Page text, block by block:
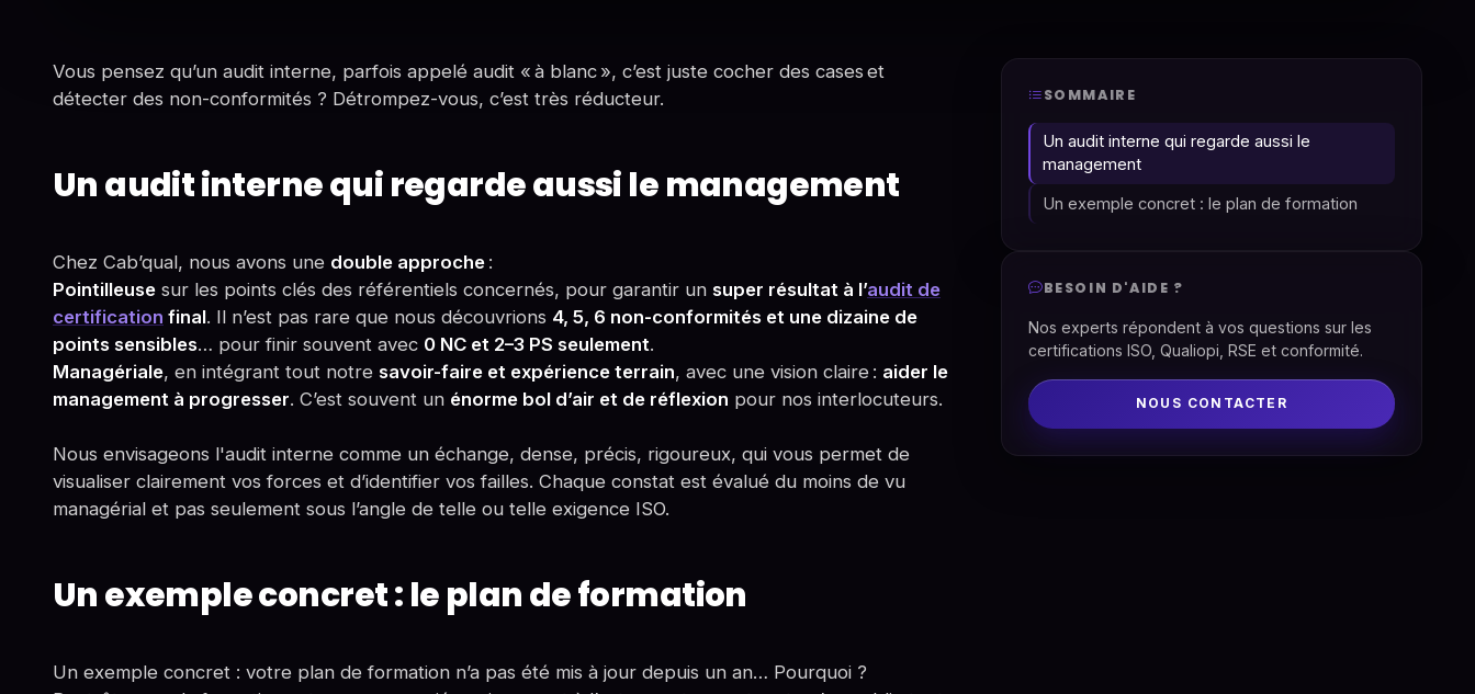
Vous pensez qu’un audit interne, parfois appelé audit « à blanc », c’est juste cocher des cases et
détecter des non-conformités ? Détrompez-vous, c’est très réducteur.
Un audit interne qui regarde aussi le management
Chez Cab’qual, nous avons une double approche :
Pointilleuse sur les points clés des référentiels concernés, pour garantir un super résultat à l’audit de
certification final. Il n’est pas rare que nous découvrions 4, 5, 6 non-conformités et une dizaine de
points sensibles… pour finir souvent avec 0 NC et 2–3 PS seulement.
Managériale, en intégrant tout notre savoir-faire et expérience terrain, avec une vision claire : aider le
management à progresser. C’est souvent un énorme bol d’air et de réflexion pour nos interlocuteurs.
Nous envisageons l'audit interne comme un échange, dense, précis, rigoureux, qui vous permet de
visualiser clairement vos forces et d’identifier vos failles. Chaque constat est évalué du moins de vu
managérial et pas seulement sous l’angle de telle ou telle exigence ISO.
Un exemple concret : le plan de formation
Un exemple concret : votre plan de formation n’a pas été mis à jour depuis un an… Pourquoi ?
SOMMAIRE
Un audit interne qui regarde aussi le
management
Un exemple concret : le plan de formation
BESOIN D'AIDE ?
Nos experts répondent à vos questions sur les
certifications ISO, Qualiopi, RSE et conformité.
NOUS CONTACTER